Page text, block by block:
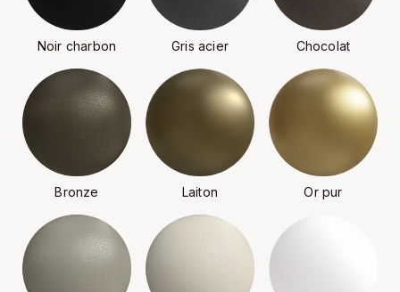
Noir charbon Gris acier Chocolat
Bronze Laiton Or pur